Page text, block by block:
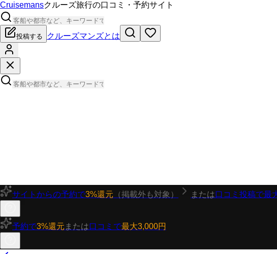
Cruisemansクルーズ旅行の口コミ・予約サイト
投稿する クルーズマンズとは
サイトからの予約で3%還元 （掲載外も対象） または口コミ投稿で最
予約で3%還元 または口コミで最大3,000円